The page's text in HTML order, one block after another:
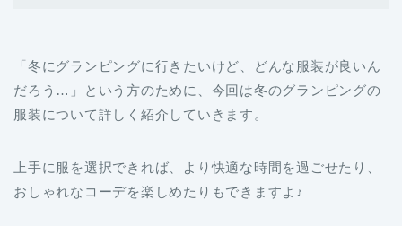
「冬にグランピングに行きたいけど、どんな服装が良いん
だろう…」という方のために、今回は冬のグランピングの
服装について詳しく紹介していきます。
上手に服を選択できれば、より快適な時間を過ごせたり、
おしゃれなコーデを楽しめたりもできますよ♪